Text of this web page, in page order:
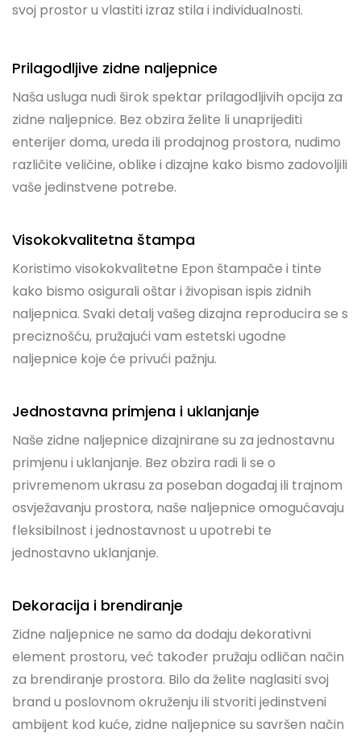
svoj prostor u vlastiti izraz stila i individualnosti.
Prilagodljive zidne naljepnice
Naša usluga nudi širok spektar prilagodljivih opcija za
zidne naljepnice. Bez obzira želite li unaprijediti
enterijer doma, ureda ili prodajnog prostora, nudimo
različite veličine, oblike i dizajne kako bismo zadovoljili
vaše jedinstvene potrebe.
Visokokvalitetna štampa
Koristimo visokokvalitetne Epon štampače i tinte
kako bismo osigurali oštar i živopisan ispis zidnih
naljepnica. Svaki detalj vašeg dizajna reproducira se s
preciznošću, pružajući vam estetski ugodne
naljepnice koje će privući pažnju.
Jednostavna primjena i uklanjanje
Naše zidne naljepnice dizajnirane su za jednostavnu
primjenu i uklanjanje. Bez obzira radi li se o
privremenom ukrasu za poseban događaj ili trajnom
osvježavanju prostora, naše naljepnice omogućavaju
fleksibilnost i jednostavnost u upotrebi te
jednostavno uklanjanje.
Dekoracija i brendiranje
Zidne naljepnice ne samo da dodaju dekorativni
element prostoru, već također pružaju odličan način
za brendiranje prostora. Bilo da želite naglasiti svoj
brand u poslovnom okruženju ili stvoriti jedinstveni
ambijent kod kuće, zidne naljepnice su savršen način